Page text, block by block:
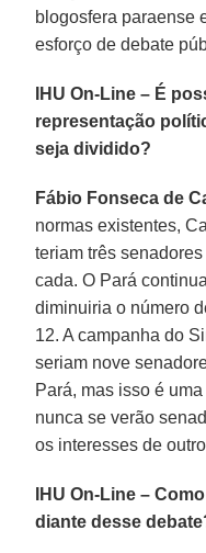
blogosfera paraense
esforço de debate
IHU On-Line – É
representação
seja dividido?
Fábio Fonseca de
normas existentes,
teriam três
cada. O Pará
diminuiria o número
12. A campanha do
seriam nove
Pará, mas isso é
nunca se verão
os interesses de
IHU On-Line –
diante desse